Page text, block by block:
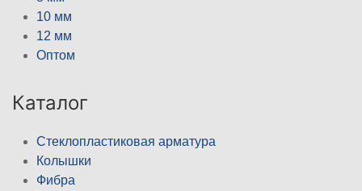
10 мм
12 мм
Оптом
Каталог
Стеклопластиковая арматура
Колышки
Фибра